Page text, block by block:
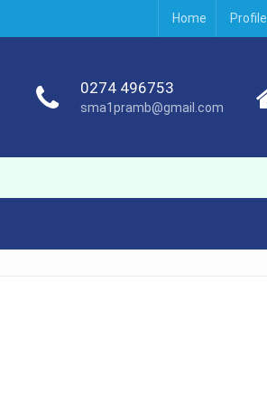
Home Profile
0274 496753
sma1pramb@gmail.com